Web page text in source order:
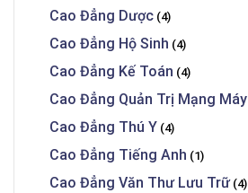
Cao Đẳng Dược (4)
Cao Đẳng Hộ Sinh (4)
Cao Đẳng Kế Toán (4)
Cao Đẳng Quản Trị Mạng
Cao Đẳng Thú Y (4)
Cao Đẳng Tiếng Anh (1)
Cao Đẳng Văn Thư Lưu Trữ(4)